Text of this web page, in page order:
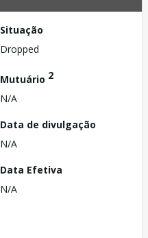
Situação
Dropped
Mutuário 2
N/A
Data de divulgação
N/A
Data Efetiva
N/A